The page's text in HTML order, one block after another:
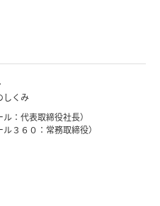
しくみ
：代表取締役社長）
３６０：常務取締役）